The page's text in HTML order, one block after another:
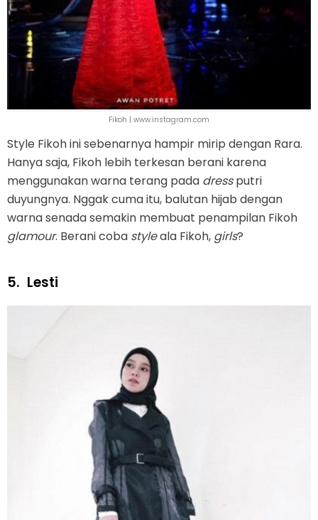
Fikoh | www.instagram.com
Style Fikoh ini sebenarnya hampir mirip dengan Rara.
Hanya saja, Fikoh lebih terkesan berani karena
menggunakan warna terang pada dressputri
duyungnya. Nggak cuma itu, balutan hijab dengan
warna senada semakin membuat penampilan Fikoh
glamour. Berani coba styleala Fikoh, girls?
5. Lesti